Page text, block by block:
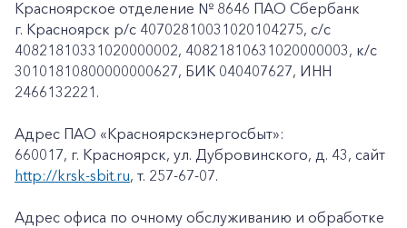
Красноярское отделение № 8646 ПАО Сбербанк
г. Красноярск p/c 40702810031020104275, с/с
40821810331020000002, 40821810631020000003, к/c
30101810800000000627, БИК 040407627, ИНН
2466132221.
Адрес ПАО «Красноярскэнергосбыт»:
660017, г. Красноярск, ул. Дубровинского, д. 43, сайт
http://krsk-sbit.ru, т. 257-67-07.
Адрес офиса по очному обслуживанию и обработке